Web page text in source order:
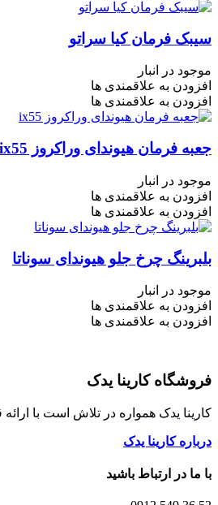
سیبک فرمان کیا سراتو
موجود در انبار
افزودن به علاقمندی ها
افزودن به علاقمندی ها
جعبه فرمان هیوندای وراکروز ix55
موجود در انبار
افزودن به علاقمندی ها
افزودن به علاقمندی ها
بلبرینگ چرخ جلو هیوندای سوناتا
موجود در انبار
افزودن به علاقمندی ها
افزودن به علاقمندی ها
فروشگاه کارینا یدک
کارینا یدک همواره در تلاش است با
درباره کارینا یدک
با ما در ارتباط باشید